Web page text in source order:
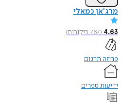
כמאלי
767 ביקורות)
תרגום
ספרים